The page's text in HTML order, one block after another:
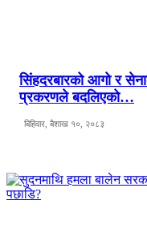
सिंहदरबारको आगो र
प्रकरणले बदलिएको…
बिहिवार, बैशाख १०, २०८३